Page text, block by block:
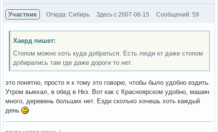
Участник Откуда: Сибирь Здесь с 2007-06-15 Сообщений: 59
Хаерд пишет:
Стопом можно хоть куда добраться. Есть люди кт даже стопом
добирались там где даже дороги то нет.
это понятно, просто я к тому это говорю, чтобы было удобно ездить.
Утром выехал, в обед в Нкз. Вот как с Красноярском удобно, машин
много, деревень больших нет. Езди сколько хочешь хоть каждый
день